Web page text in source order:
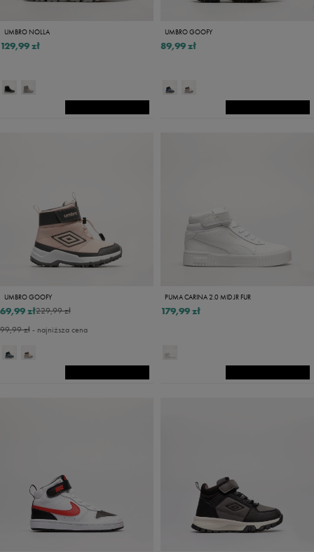
UMBRO NOLLA
129,99 zł
UMBRO GOOFY
89,99 zł
UMBRO GOOFY
229,99 zł
69,99 zł
99,99 zł- najniższa cena
PUMA CARINA 2.0 MID JR FUR
179,99 zł